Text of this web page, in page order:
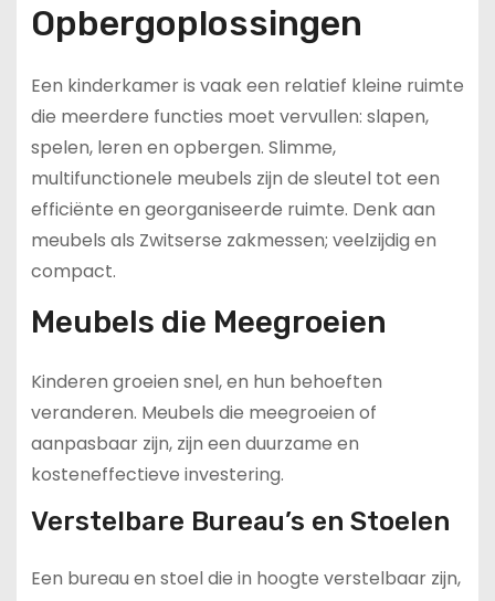
Opbergoplossingen
Een kinderkamer is vaak een relatief kleine ruimte
die meerdere functies moet vervullen: slapen,
spelen, leren en opbergen. Slimme,
multifunctionele meubels zijn de sleutel tot een
efficiënte en georganiseerde ruimte. Denk aan
meubels als Zwitserse zakmessen; veelzijdig en
compact.
Meubels die Meegroeien
Kinderen groeien snel, en hun behoeften
veranderen. Meubels die meegroeien of
aanpasbaar zijn, zijn een duurzame en
kosteneffectieve investering.
Verstelbare Bureau’s en Stoelen
Een bureau en stoel die in hoogte verstelbaar zijn,